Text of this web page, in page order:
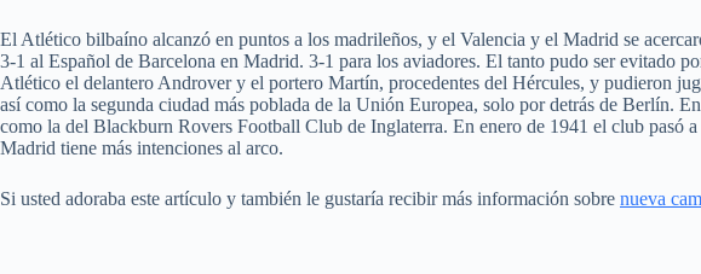
El Atlético bilbaíno alcanzó en puntos a los madrileños, y el Valencia y el Madrid se
3-1 al Español de Barcelona en Madrid. 3-1 para los aviadores. El tanto pudo ser evitado
Atlético el delantero Androver y el portero Martín, procedentes del Hércules, y pudieron
así como la segunda ciudad más poblada de la Unión Europea, solo por detrás de Berlín.
como la del Blackburn Rovers Football Club de Inglaterra. En enero de 1941 el club
Madrid tiene más intenciones al arco.
Si usted adoraba este artículo y también le gustaría recibir más información sobre nueva